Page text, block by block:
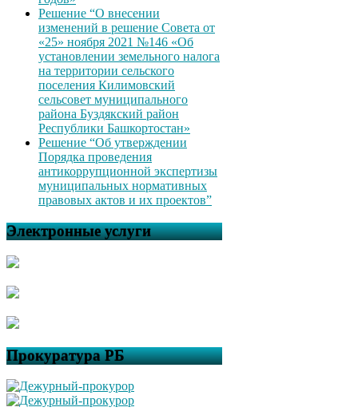
Решение “О внесении
изменений в решение Совета от
«25» ноября 2021 №146 «Об
установлении земельного налога
на территории сельского
поселения Килимовский
сельсовет муниципального
района Буздякский район
Республики Башкортостан»
Решение “Об утверждении
Порядка проведения
антикоррупционной экспертизы
муниципальных нормативных
правовых актов и их проектов”
Электронные услуги
Прокуратура РБ